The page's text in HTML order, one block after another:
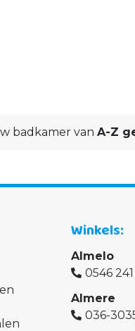
badkamer van A-Z
Winkels
Almelo
0546
Almere
036-